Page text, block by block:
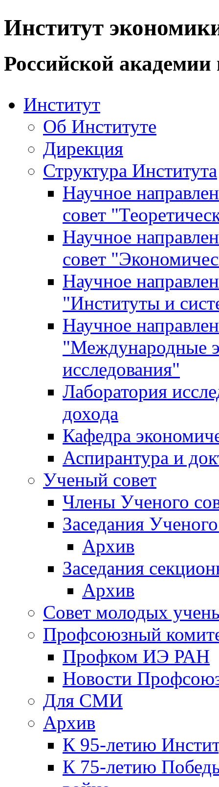
Институт
Российской академии
Институт
Об Институте
Дирекция
Структура Института
Научное
совет
Научное
совет
Научное
"Институты и
Научное
"Международные
исследования"
Лаборатория
дохода
Кафедра
Аспирантура и
Ученый совет
Члены Ученого
Заседания
Архив
Заседания
Архив
Совет молодых
Профсоюзный
Профком ИЭ РАН
Новости
Для СМИ
Архив
К 95-летию
К 75-летию